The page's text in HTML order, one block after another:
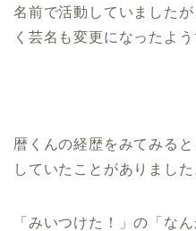
名前で活動していました
く芸名も変更になったよう
暦くんの経歴をみてみる
していたことがありました
「みいつけた！」の「な